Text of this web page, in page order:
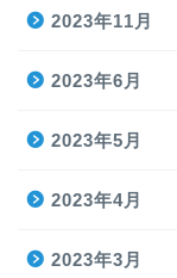
2023年11月
2023年6月
2023年5月
2023年4月
2023年3月